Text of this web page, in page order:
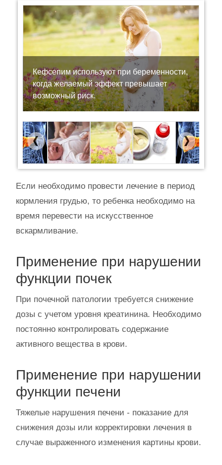
Кефсепим используют при беременности,
когда желаемый эффект превышает
возможный риск.
Previous Next
Если необходимо провести лечение в период
кормления грудью, то ребенка необходимо на
время перевести на искусственное
вскармливание.
Применение при нарушении
функции почек
При почечной патологии требуется снижение
дозы с учетом уровня креатинина. Необходимо
постоянно контролировать содержание
активного вещества в крови.
Применение при нарушении
функции печени
Тяжелые нарушения печени - показание для
снижения дозы или корректировки лечения в
случае выраженного изменения картины крови.